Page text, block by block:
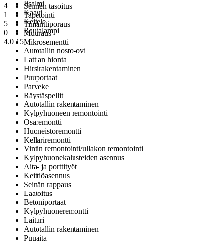
Seinien tasoitus
Tapetointi
Timanttiporaus
Muuraus
Mikrosementti
Autotallin nosto-ovi
Lattian hionta
Hirsirakentaminen
Puuportaat
Parveke
Räystäspellit
Autotallin rakentaminen
Kylpyhuoneen remontointi
Osaremontti
Huoneistoremontti
Kellariremontti
Vintin remontointi/ullakon remontointi
Kylpyhuonekalusteiden asennus
Aita- ja porttityöt
Keittiöasennus
Seinän rappaus
Laatoitus
Betoniportaat
Kylpyhuoneremontti
Laituri
Autotallin rakentaminen
Puuaita
Iisalmi
Kaavi
Keitele
Rautalampi
4
1
5
0
4.0 / 5